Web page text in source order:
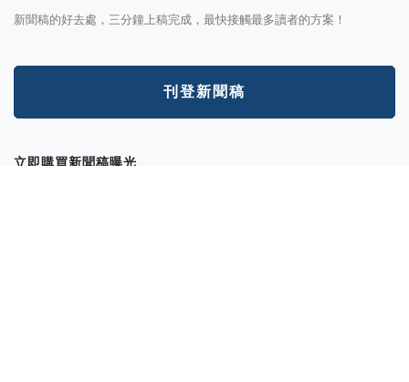
新聞稿的好去處，三分鐘上稿完成，最快接觸最多讀者的方案！
刊登新聞稿
立即購買新聞稿曝光